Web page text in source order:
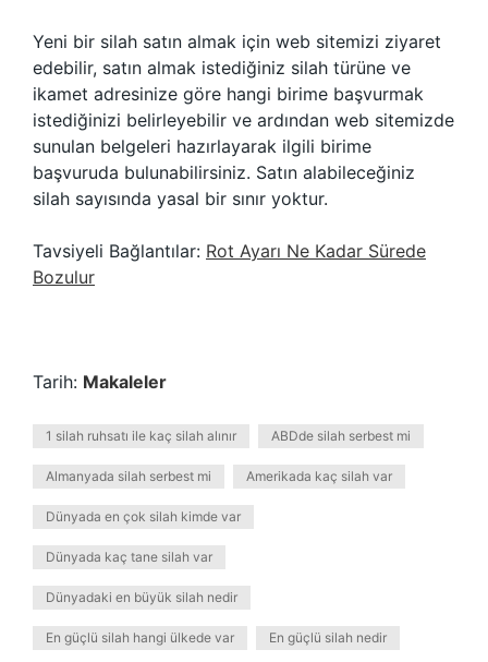
Yeni bir silah satın almak için web sitemizi ziyaret
edebilir, satın almak istediğiniz silah türüne ve
ikamet adresinize göre hangi birime başvurmak
istediğinizi belirleyebilir ve ardından web sitemizde
sunulan belgeleri hazırlayarak ilgili birime
başvuruda bulunabilirsiniz. Satın alabileceğiniz
silah sayısında yasal bir sınır yoktur.
Tavsiyeli Bağlantılar: Rot Ayarı Ne Kadar Sürede
Bozulur
Tarih: Makaleler
1 silah ruhsatı ile kaç silah alınır ABDde silah serbest mi
Almanyada silah serbest mi Amerikada kaç silah var
Dünyada en çok silah kimde var
Dünyada kaç tane silah var
Dünyadaki en büyük silah nedir
En güçlü silah hangi ülkede var En güçlü silah nedir